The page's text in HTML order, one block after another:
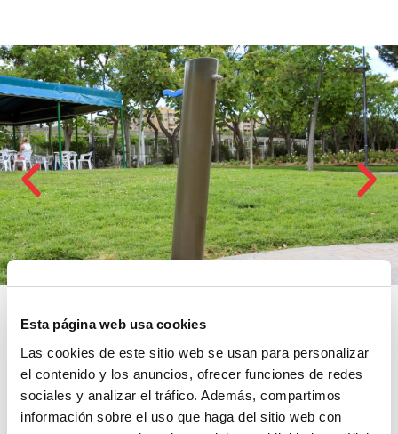
Esta página web usa cookies
Las cookies de este sitio web se usan para personalizar
el contenido y los anuncios, ofrecer funciones de redes
sociales y analizar el tráfico. Además, compartimos
información sobre el uso que haga del sitio web con
Proyectos asociados